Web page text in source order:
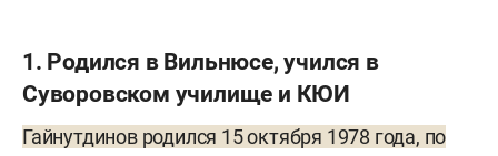
1. Родился в Вильнюсе, учился в
Суворовском училище и КЮИ
Гайнутдинов родился 15 октября 1978 года, по